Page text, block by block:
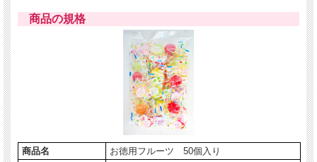
オレンジ、イチゴなど、さまざまなフルーツの風味が楽しめる“フルーツドロッ
プ”。そんな“フルーツドロップ”の代表的な風味の飴をご利用しやすい50個入りの
お徳用パックにしました。ご友人などへのプレゼント・贈答用としても喜ばれま
どこか懐かしい、さわやかな酸味と優しい甘さのお菓子をご賞味ください。
※形状は通常の“フルーツドロップ”と異なりひらぺったい円状になっています。
●当店で販売しているすべての商品はモンドセレクション（※）金賞
を受賞した水飴を使用しております。
※ ベルギーの民間団体主体の食品分野における製品技術水準
商品の規格
商品名
お徳用フルーツ 50個入り